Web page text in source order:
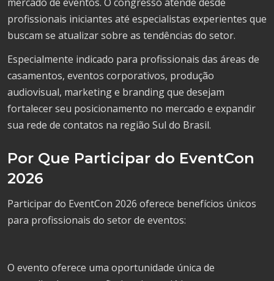
profissionais iniciantes até especialistas experientes que
buscam se atualizar sobre as tendências do setor.
Especialmente indicado para profissionais das áreas de
casamentos, eventos corporativos, produção
audiovisual, marketing e branding que desejam
fortalecer seu posicionamento no mercado e expandir
sua rede de contatos na região Sul do Brasil.
Por Que Participar do EventCon
2026
Participar do EventCon 2026 oferece benefícios únicos
para profissionais do setor de eventos:
O evento oferece uma oportunidade única de